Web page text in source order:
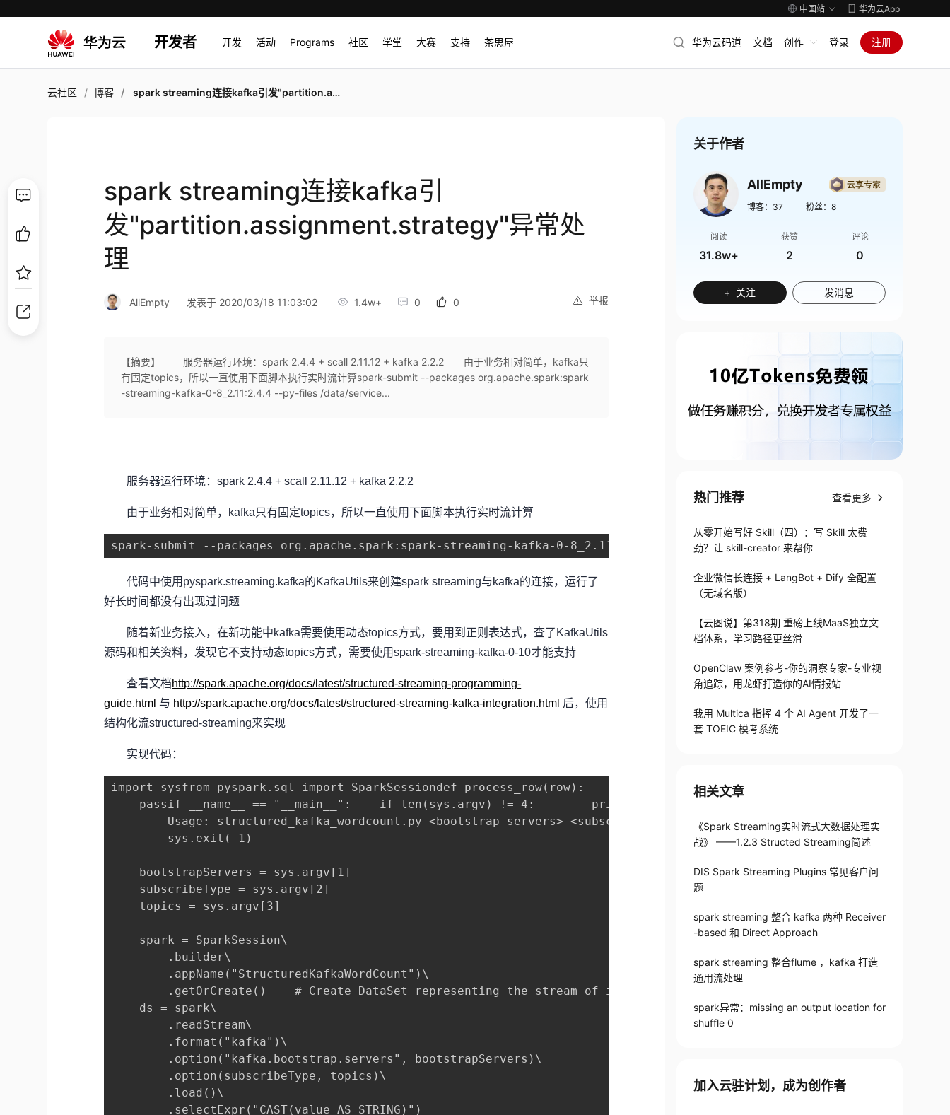
中国站 华为云App
开发者 开发 活动 Programs 社区 学堂 大赛 支持 茶思屋 华为云码道 文档 创作 登录 注册
云社区 博客 spark streaming连接kafka引发"partition.assignment.strategy"异常处理
spark streaming连接kafka引
发"partition.assignment.strategy"异常处
理
举报
AllEmpty 发表于 2020/03/18 11:03:02 1.4w+ 0 0
【摘要】 服务器运行环境：spark 2.4.4 + scall 2.11.12 + kafka 2.2.2 由于业务相对简单，kafka只
有固定topics，所以一直使用下面脚本执行实时流计算spark-submit --packages org.apache.spark:spark
-streaming-kafka-0-8_2.11:2.4.4 --py-files /data/service...
服务器运行环境：spark 2.4.4 + scall 2.11.12 + kafka 2.2.2
由于业务相对简单，kafka只有固定topics，所以一直使用下面脚本执行实时流计算
spark-submit --packages org.apache.spark:spark-streaming-kafka-0-8_2.11:2.4.4 --py-files /data/service/xxx.zip /data/
代码中使用pyspark.streaming.kafka的KafkaUtils来创建spark streaming与kafka的连接，运行了
好长时间都没有出现过问题
随着新业务接入，在新功能中kafka需要使用动态topics方式，要用到正则表达式，查了KafkaUtils
源码和相关资料，发现它不支持动态topics方式，需要使用spark-streaming-kafka-0-10才能支持
查看文档http://spark.apache.org/docs/latest/structured-streaming-programming-
guide.html 与 http://spark.apache.org/docs/latest/structured-streaming-kafka-integration.html 后，使用
结构化流structured-streaming来实现
实现代码：
import sysfrom pyspark.sql import SparkSessiondef process_row(row):    # Write row to storage
passif __name__ == "__main__":    if len(sys.argv) != 4:        print("""
Usage: structured_kafka_wordcount.py <bootstrap-servers> <subscribe-type> <topics>        """,
sys.exit(-1)
bootstrapServers = sys.argv[1]
subscribeType = sys.argv[2]
topics = sys.argv[3]
spark = SparkSession\
.builder\
.appName("StructuredKafkaWordCount")\
.getOrCreate()    # Create DataSet representing the stream of input lines from kafka
ds = spark\
.readStream\
.format("kafka")\
.option("kafka.bootstrap.servers", bootstrapServers)\
.option(subscribeType, topics)\
.load()\
.selectExpr("CAST(value AS STRING)")
关于作者
AllEmpty
博客： 37 粉丝： 8
阅读
31.8w+
获赞
2
评论
0
+ 关注 发消息
热门推荐 查看更多
从零开始写好 Skill（四）：写 Skill 太费
劲？让 skill-creator 来帮你
企业微信长连接 + LangBot + Dify 全配置
（无域名版）
【云图说】第318期 重磅上线MaaS独立文
档体系，学习路径更丝滑
OpenClaw 案例参考-你的洞察专家-专业视
角追踪，用龙虾打造你的AI情报站
我用 Multica 指挥 4 个 AI Agent 开发了一
套 TOEIC 模考系统
相关文章
《Spark Streaming实时流式大数据处理实
战》 ——1.2.3 Structed Streaming简述
DIS Spark Streaming Plugins 常见客户问
题
spark streaming 整合 kafka 两种 Receiver
-based 和 Direct Approach
spark streaming 整合flume ，kafka 打造
通用流处理
spark异常：missing an output location for
shuffle 0
加入云驻计划，成为创作者